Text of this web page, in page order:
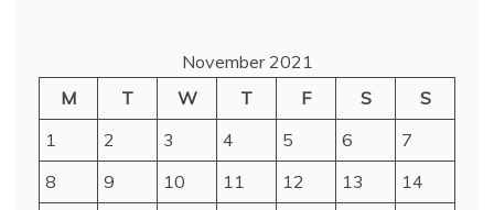
November 2021
M
T W T F S
S
1
2 3 4 5 6
7
8
9 10 11 12 13
14